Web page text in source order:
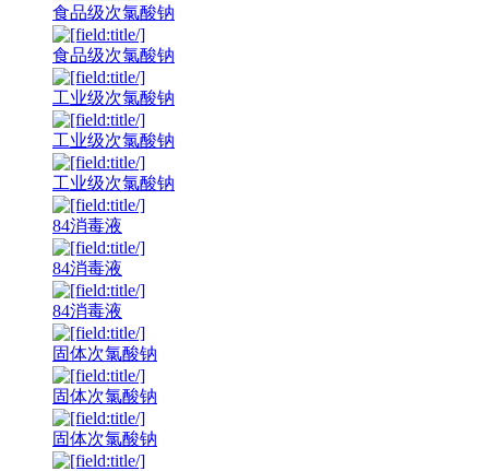
食品级次氯酸钠
食品级次氯酸钠
工业级次氯酸钠
工业级次氯酸钠
工业级次氯酸钠
84消毒液
84消毒液
84消毒液
固体次氯酸钠
固体次氯酸钠
固体次氯酸钠